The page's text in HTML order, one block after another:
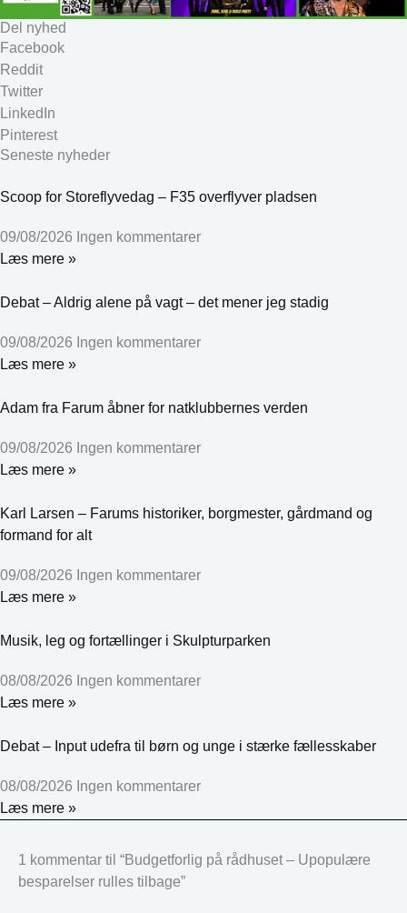
Del nyhed
Facebook
Reddit
Twitter
LinkedIn
Pinterest
Seneste nyheder
Scoop for Storeflyvedag – F35 overflyver pladsen
09/08/2026 Ingen kommentarer
Læs mere »
Debat – Aldrig alene på vagt – det mener jeg stadig
09/08/2026 Ingen kommentarer
Læs mere »
Adam fra Farum åbner for natklubbernes verden
09/08/2026 Ingen kommentarer
Læs mere »
Karl Larsen – Farums historiker, borgmester, gårdmand og
formand for alt
09/08/2026 Ingen kommentarer
Læs mere »
Musik, leg og fortællinger i Skulpturparken
08/08/2026 Ingen kommentarer
Læs mere »
Debat – Input udefra til børn og unge i stærke fællesskaber
08/08/2026 Ingen kommentarer
Læs mere »
1 kommentar til “Budgetforlig på rådhuset – Upopulære
besparelser rulles tilbage”